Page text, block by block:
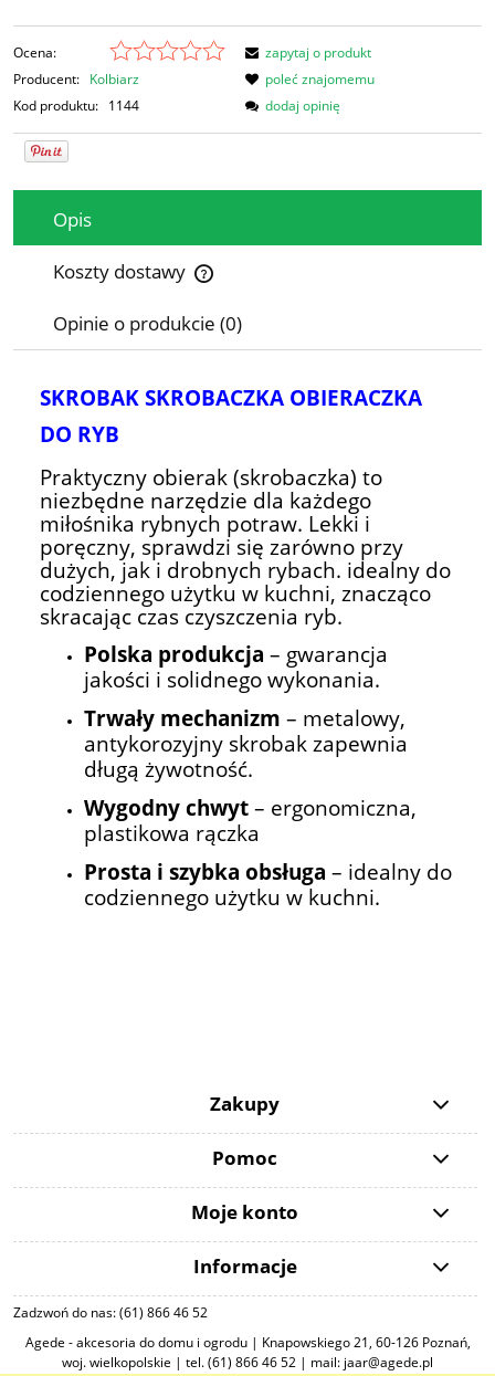
Ocena:
Producent: Kolbiarz
Kod produktu: 1144
zapytaj o produkt
poleć znajomemu
dodaj opinię
Opis
Koszty dostawy
Cena nie zawiera ewentualnych kosztów płatności
Opinie o produkcie (0)
SKROBAK SKROBACZKA OBIERACZKA
DO RYB
Praktyczny obierak (skrobaczka) to
niezbędne narzędzie dla każdego
miłośnika rybnych potraw. Lekki i
poręczny, sprawdzi się zarówno przy
dużych, jak i drobnych rybach. idealny do
codziennego użytku w kuchni, znacząco
skracając czas czyszczenia ryb.
Polska produkcja – gwarancja
jakości i solidnego wykonania.
Trwały mechanizm – metalowy,
antykorozyjny skrobak zapewnia
długą żywotność.
Wygodny chwyt – ergonomiczna,
plastikowa rączka
Prosta i szybka obsługa – idealny do
codziennego użytku w kuchni.
Zakupy
Pomoc
Moje konto
Informacje
Zadzwoń do nas: (61) 866 46 52
Agede - akcesoria do domu i ogrodu | Knapowskiego 21, 60-126 Poznań,
woj. wielkopolskie | tel. (61) 866 46 52 | mail: jaar@agede.pl